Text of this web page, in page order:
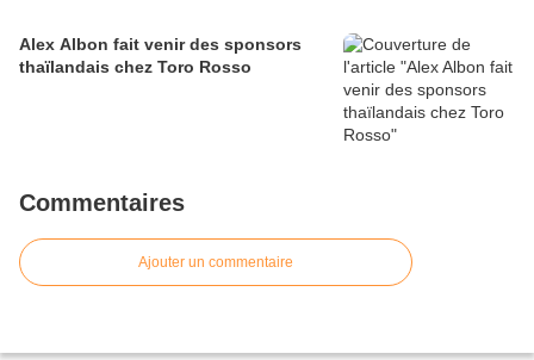
Alex Albon fait venir des sponsors
thaïlandais chez Toro Rosso
Commentaires
Ajouter un commentaire